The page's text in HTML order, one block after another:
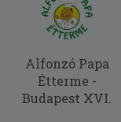
Alfonzó Papa
Étterme -
Budapest XVI.